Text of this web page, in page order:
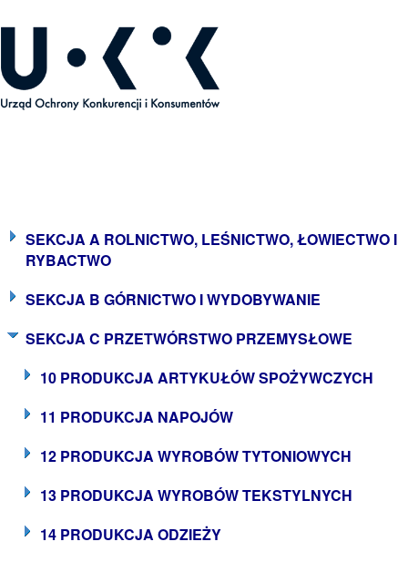
SEKCJA A ROLNICTWO, LEŚNICTWO, ŁOWIECTWO I
RYBACTWO
SEKCJA B GÓRNICTWO I WYDOBYWANIE
SEKCJA C PRZETWÓRSTWO PRZEMYSŁOWE
10 PRODUKCJA ARTYKUŁÓW SPOŻYWCZYCH
11 PRODUKCJA NAPOJÓW
12 PRODUKCJA WYROBÓW TYTONIOWYCH
13 PRODUKCJA WYROBÓW TEKSTYLNYCH
14 PRODUKCJA ODZIEŻY